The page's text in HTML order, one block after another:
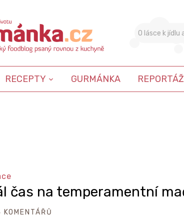
O lásce k jídlu
RECEPTY GURMÁNKA
čas na temperamentní
KOMENTÁŘŮ